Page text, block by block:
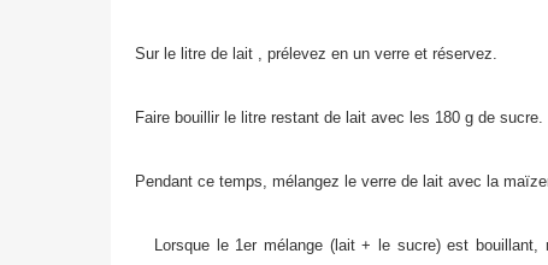
Sur le litre de lait , prélevez en un verre et réservez.
Faire bouillir le litre restant de lait avec les 180 g de
Pendant ce temps, mélangez le verre de lait avec la
Lorsque le 1er mélange (lait + le sucre) est bouillant,